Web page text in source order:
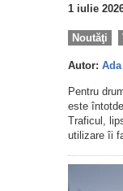
1 iulie
Noutăţi
Autor:
Pentru
este
Traficul,
utilizare îi